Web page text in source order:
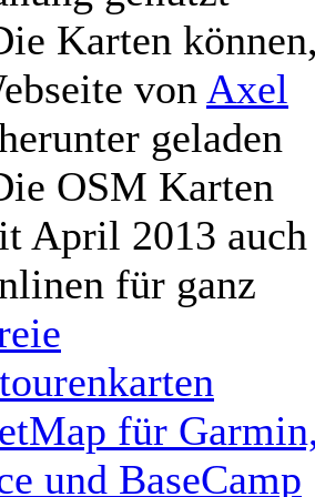
Karten
von Axel
geladen
OSM Karten
April 2013 auch
für ganz
für
und BaseCamp